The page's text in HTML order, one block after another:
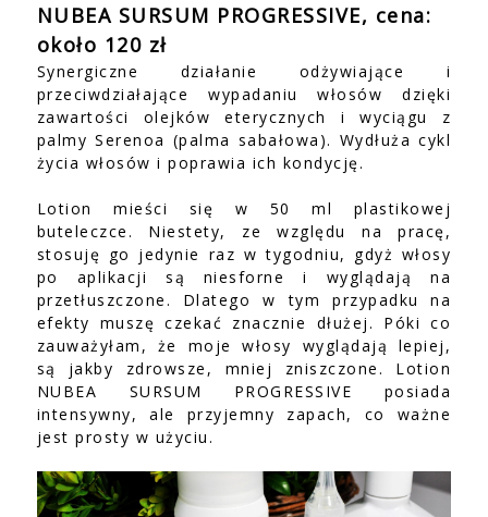
NUBEA SURSUM PROGRESSIVE, cena:
około 120 zł
Synergiczne działanie odżywiające i
przeciwdziałające wypadaniu włosów dzięki
zawartości olejków eterycznych i wyciągu z
palmy Serenoa (palma sabałowa). Wydłuża cykl
życia włosów i poprawia ich kondycję.
Lotion mieści się w 50 ml plastikowej
buteleczce. Niestety, ze względu na pracę,
stosuję go jedynie raz w tygodniu, gdyż włosy
po aplikacji są niesforne i wyglądają na
przetłuszczone. Dlatego w tym przypadku na
efekty muszę czekać znacznie dłużej. Póki co
zauważyłam, że moje włosy wyglądają lepiej,
są jakby zdrowsze, mniej zniszczone. Lotion
NUBEA SURSUM PROGRESSIVE posiada
intensywny, ale przyjemny zapach, co ważne
jest prosty w użyciu.